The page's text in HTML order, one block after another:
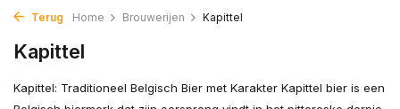
Terug Home Brouwerijen Kapittel
Kapittel
Kapittel: Traditioneel Belgisch Bier met Karakter Kapittel bier is een